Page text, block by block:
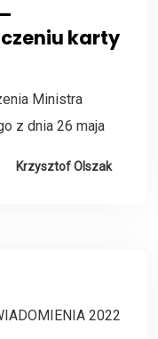
karty
Ministra
z dnia 26 maja
Krzysztof Olszak
2022